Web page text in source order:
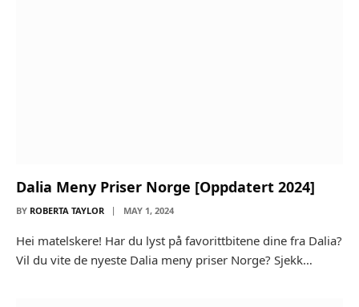
Dalia Meny Priser Norge [Oppdatert 2024]
BY ROBERTA TAYLOR MAY 1, 2024
Hei matelskere! Har du lyst på favorittbitene dine fra Dalia?
Vil du vite de nyeste Dalia meny priser Norge? Sjekk…